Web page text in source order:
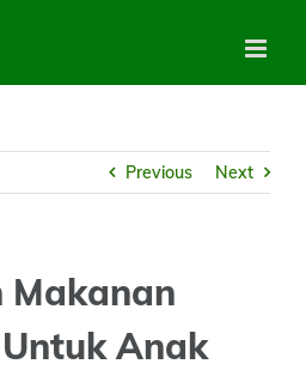
Previous Next
Makanan
Anak